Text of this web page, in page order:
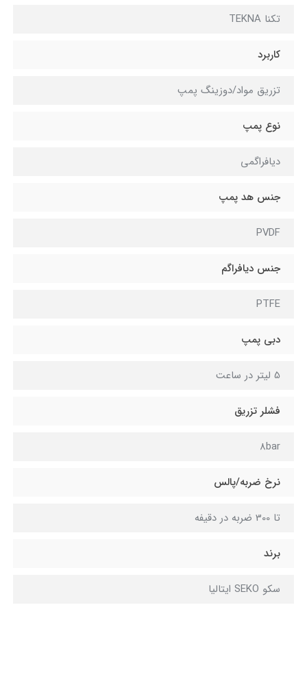
تکنا TEKNA
کاربرد
تزریق مواد/دوزینگ پمپ
نوع پمپ
دیافراگمی
جنس هد پمپ
PVDF
جنس دیافراگم
PTFE
دبی پمپ
5 لیتر در ساعت
فشلر تزریق
8bar
نرخ ضربه/پالس
تا 300 ضربه در دقیفه
برند
سکو SEKO ایتالیا